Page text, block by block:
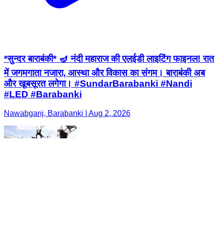
*सुन्दर बाराबंकी* 🪔 नंदी महाराज की एलईडी लाइटिंग फाइनल! रात
में जगमगाता नजारा, आस्था और विकास का संगम। बाराबंकी अब
और खूबसूरत लगेगा। #SundarBarabanki #Nandi
#LED #Barabanki
Nawabganj, Barabanki | Aug 2, 2026